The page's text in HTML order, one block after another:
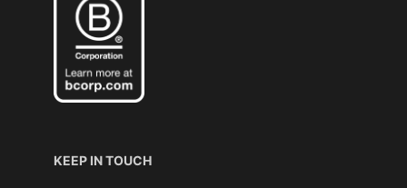
KEEP IN TOUCH